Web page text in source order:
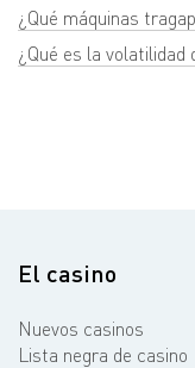
¿Qué máquinas
¿Qué es la
El casino
Nuevos casinos
Lista negra de casino